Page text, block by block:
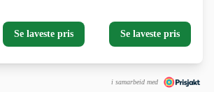
Se laveste pris Se laveste pris
i samarbeid med